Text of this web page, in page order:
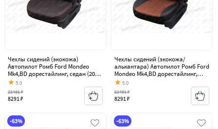
Чехлы сидений (экокожа)
Автопилот Ромб Ford Mondeo
Mk4,BD дорестайлинг, седан (2007-
2010)
5.0
8291 ₽
22461 ₽
Чехлы сидений (экокожа/
алькантара) Автопилот Ромб Ford
Mondeo Mk4,BD дорестайлинг,
седан (2007-2010)
5.0
8291 ₽
22461 ₽
-63%
-63%